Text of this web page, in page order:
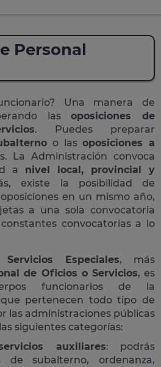
Personal
Una manera de
lasoposiciones de
. Puedes preparar
o lasoposiciones a
La Administración convoca
a nivel local, provincial y
existe la posibilidad de
en un mismo año,
a una sola convocatoria
convocatorias a lo
Especiales, más
de Oficios o Servicios, es
funcionarios de la
pertenecen todo tipo de
las administraciones públicas
siguientes categorías:
auxiliares: podrás
de subalterno, ordenanza,